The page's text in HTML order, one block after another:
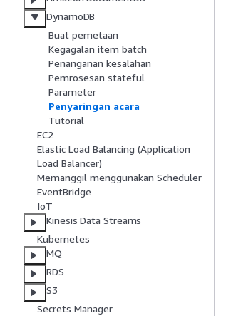
DynamoDB
Buat pemetaan
Kegagalan item batch
Penanganan kesalahan
Pemrosesan stateful
Parameter
Penyaringan acara
Tutorial
EC2
Elastic Load Balancing (Application
Load Balancer)
Memanggil menggunakan Scheduler
EventBridge
IoT
Kinesis Data Streams
Kubernetes
MQ
RDS
S3
Secrets Manager